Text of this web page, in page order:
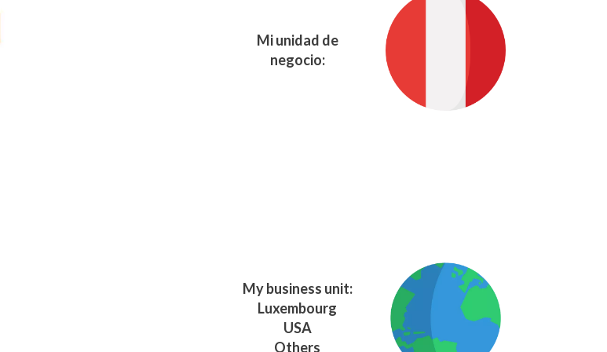
Mi unidad de
negocio:
My business unit:
Luxembourg
USA
Others